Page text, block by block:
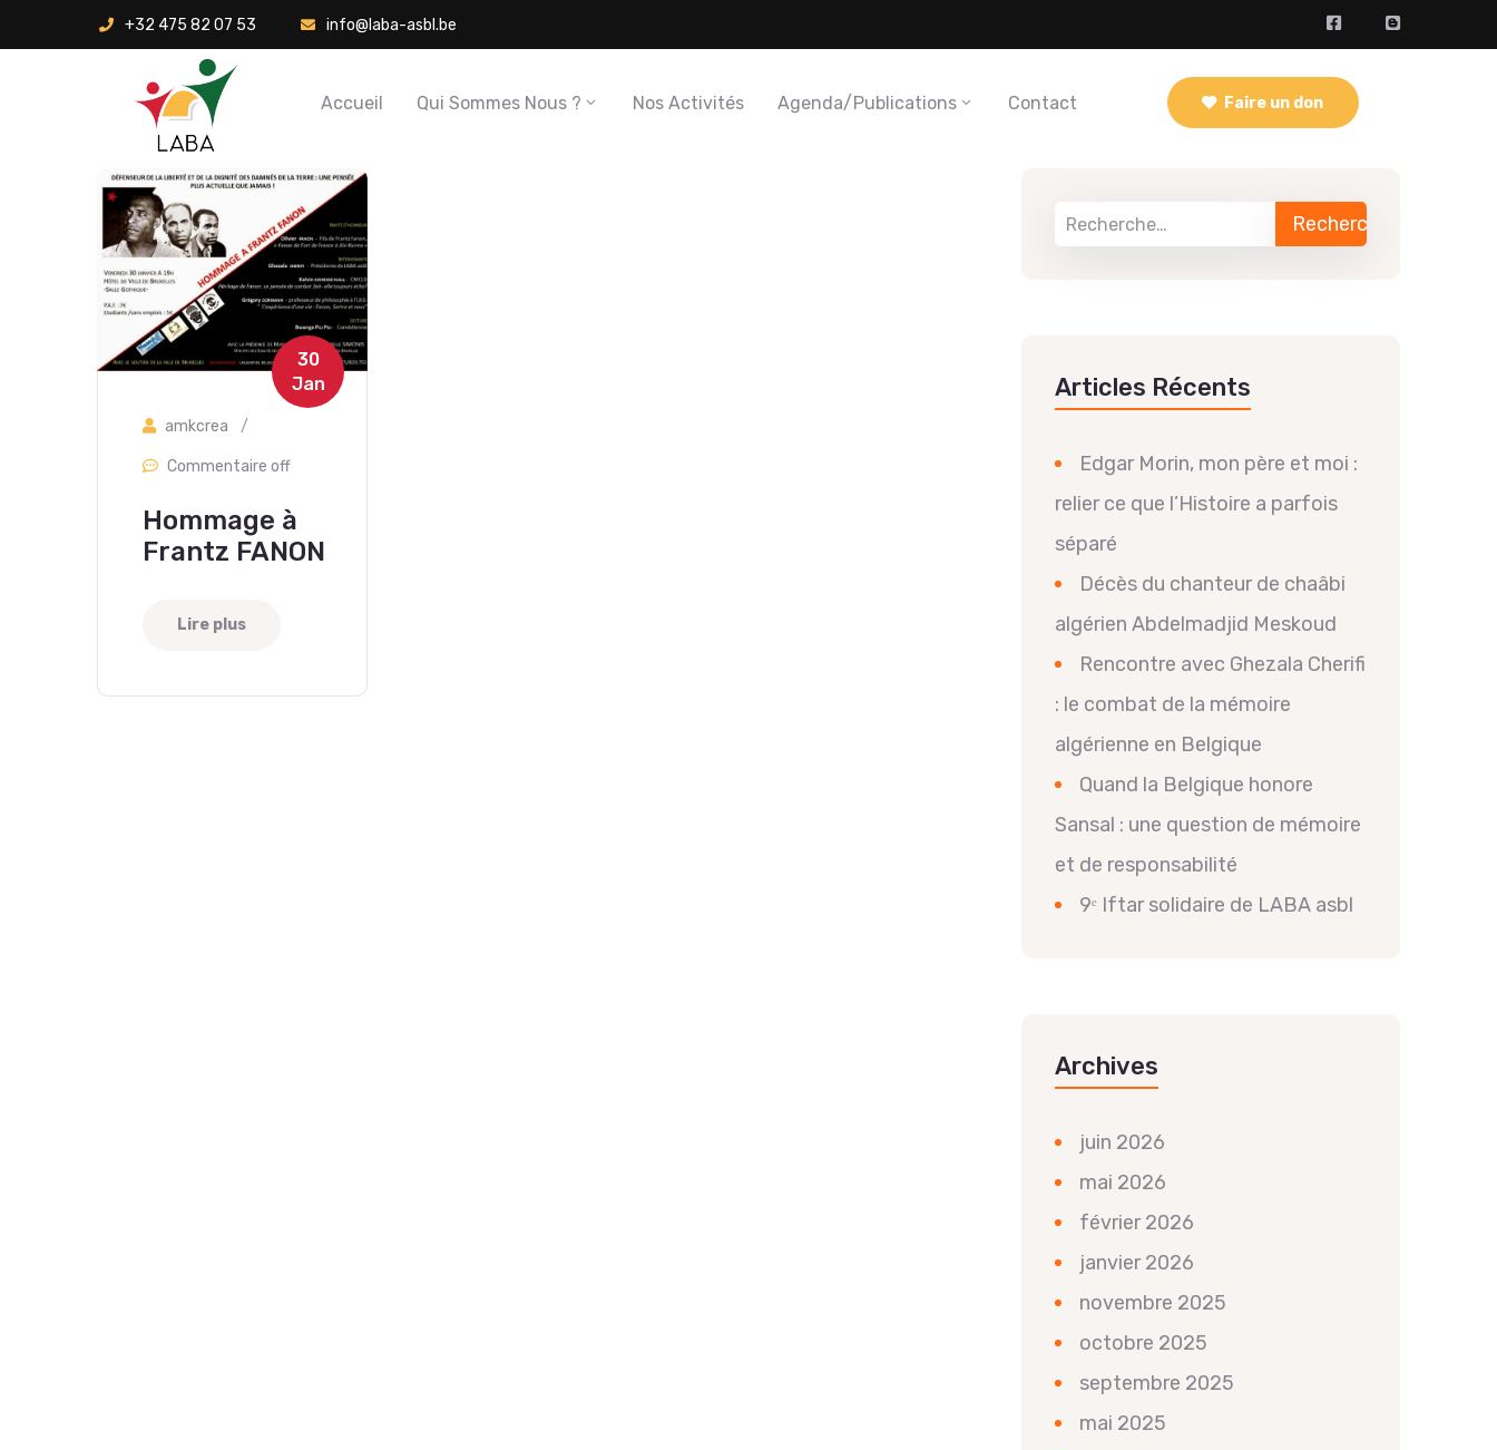
+32 475 82 07 53 info@laba-asbl.be
Accueil Qui Sommes Nous ? Nos Activités Agenda/Publications Contact Faire un don
30
Jan
amkcrea /
Commentaire off
Hommage à
Frantz FANON
Lire plus
Articles Récents
Edgar Morin, mon père et moi :
relier ce que l’Histoire a parfois
séparé
Décès du chanteur de chaâbi
algérien Abdelmadjid Meskoud
Rencontre avec Ghezala Cherifi
: le combat de la mémoire
algérienne en Belgique
Quand la Belgique honore
Sansal : une question de mémoire
et de responsabilité
9ᵉ Iftar solidaire de LABA asbl
Archives
juin 2026
mai 2026
février 2026
janvier 2026
novembre 2025
octobre 2025
septembre 2025
mai 2025